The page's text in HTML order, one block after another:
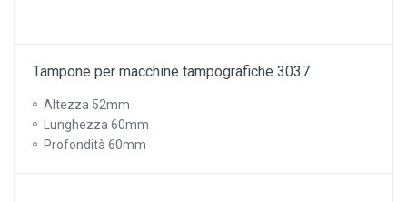
Tampone per macchine tampografiche 3037
Altezza 52mm
Lunghezza 60mm
Profondità 60mm